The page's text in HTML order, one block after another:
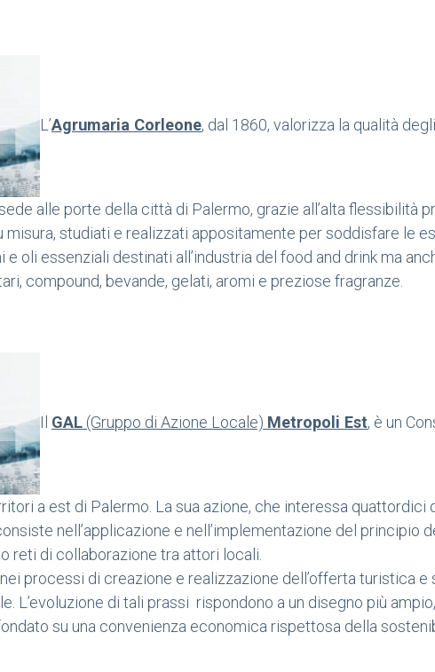
L’Agrumaria Corleone, dal 1860, valorizza la qualità
alle porte della città di Palermo, grazie all’alta flessibilità
studiati e realizzati appositamente per soddisfare le
e oli essenziali destinati all’industria del food and drink ma
compound, bevande, gelati, aromi e preziose fragranze.
Il GAL (Gruppo di Azione Locale) Metropoli Est, è un
a est di Palermo. La sua azione, che interessa quattordici
nell’applicazione e nell’implementazione del principio
reti di collaborazione tra attori locali.
processi di creazione e realizzazione dell’offerta turistica e
L’evoluzione di tali prassi rispondono a un disegno più
su una convenienza economica rispettosa della